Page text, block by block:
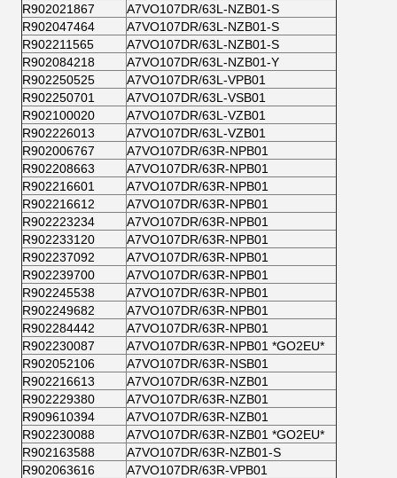
R902021867
A7VO107DR/63L-NZB01-S
R902047464
A7VO107DR/63L-NZB01-S
R902211565
A7VO107DR/63L-NZB01-S
R902084218
A7VO107DR/63L-NZB01-Y
R902250525
A7VO107DR/63L-VPB01
R902250701
A7VO107DR/63L-VSB01
R902100020
A7VO107DR/63L-VZB01
R902226013
A7VO107DR/63L-VZB01
R902006767
A7VO107DR/63R-NPB01
R902208663
A7VO107DR/63R-NPB01
R902216601
A7VO107DR/63R-NPB01
R902216612
A7VO107DR/63R-NPB01
R902223234
A7VO107DR/63R-NPB01
R902233120
A7VO107DR/63R-NPB01
R902237092
A7VO107DR/63R-NPB01
R902239700
A7VO107DR/63R-NPB01
R902245538
A7VO107DR/63R-NPB01
R902249682
A7VO107DR/63R-NPB01
R902284442
A7VO107DR/63R-NPB01
R902230087
A7VO107DR/63R-NPB01 *GO2EU*
R902052106
A7VO107DR/63R-NSB01
R902216613
A7VO107DR/63R-NZB01
R902229380
A7VO107DR/63R-NZB01
R909610394
A7VO107DR/63R-NZB01
R902230088
A7VO107DR/63R-NZB01 *GO2EU*
R902163588
A7VO107DR/63R-NZB01-S
R902063616
A7VO107DR/63R-VPB01